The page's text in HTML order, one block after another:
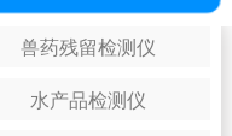
兽药残留检测仪
水产品检测仪